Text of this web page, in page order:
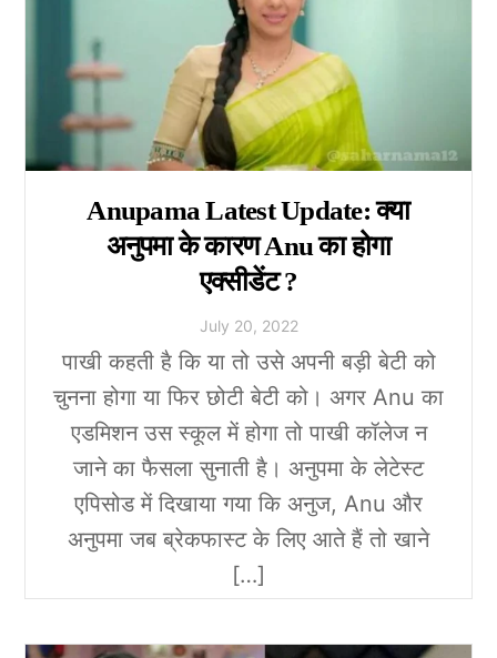
Anupama Latest Update: क्या
अनुपमा के कारण Anu का होगा
एक्सीडेंट ?
July 20, 2022
पाखी कहती है कि या तो उसे अपनी बड़ी बेटी को
चुनना होगा या फिर छोटी बेटी को। अगर Anu का
एडमिशन उस स्कूल में होगा तो पाखी कॉलेज न
जाने का फैसला सुनाती है। अनुपमा के लेटेस्ट
एपिसोड में दिखाया गया कि अनुज, Anu और
अनुपमा जब ब्रेकफास्ट के लिए आते हैं तो खाने
[…]